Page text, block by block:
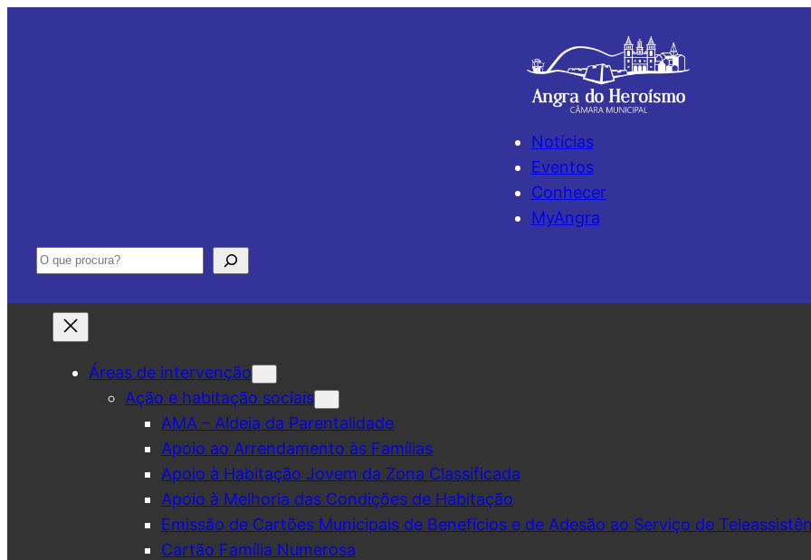
Notícias
Eventos
Conhecer
MyAngra
Pesquisar
Áreas de intervenção
Ação e habitação sociais
AMA – Aldeia da Parentalidade
Apoio ao Arrendamento às Famílias
Apoio à Habitação Jovem da Zona Classificada
Apoio à Melhoria das Condições de Habitação
Emissão de Cartões Municipais de Benefícios e de Adesão ao Serviço de
Cartão Família Numerosa